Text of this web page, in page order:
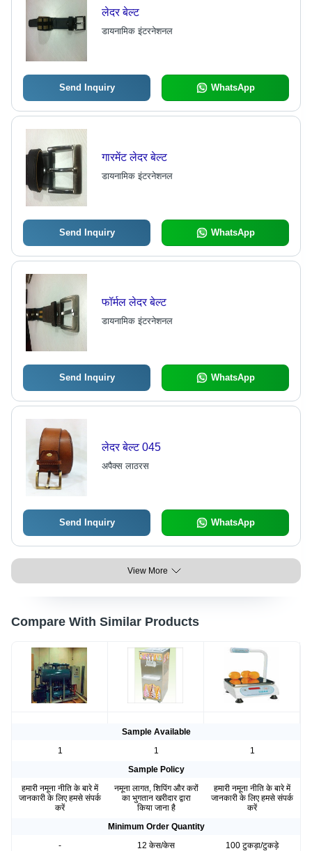
लेदर बेल्ट
डायनामिक इंटरनेशनल
Send Inquiry WhatsApp
गारमेंट लेदर बेल्ट
डायनामिक इंटरनेशनल
Send Inquiry WhatsApp
फॉर्मल लेदर बेल्ट
डायनामिक इंटरनेशनल
Send Inquiry WhatsApp
लेदर बेल्ट 045
अपैक्स लाठरस
Send Inquiry WhatsApp
View More
Compare With Similar Products
Sample Available
1
1
1
Sample Policy
हमारी नमूना नीति के बारे में
जानकारी के लिए हमसे संपर्क
करें
नमूना लागत, शिपिंग और करों
का भुगतान खरीदार द्वारा
किया जाना है
हमारी नमूना नीति के बारे में
जानकारी के लिए हमसे संपर्क
करें
Minimum Order Quantity
-
12 केस/केस
100 टुकड़ा/टुकड़े